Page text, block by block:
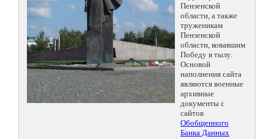
Пензенской
области, а также
труженикам
Пензенской
области, ковавшим
Победу в тылу.
Основой
наполнения сайта
являются военные
архивные
документы с
сайтов
Обобщенного
Банка Данных